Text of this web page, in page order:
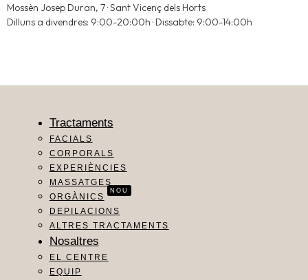
Mossèn Josep Duran, 7 · Sant Vicenç dels Horts
Dilluns a divendres: 9:00-20:00h · Dissabte: 9:00-14:00h
Tractaments
FACIALS
CORPORALS
EXPERIÈNCIES
MASSATGES
ORGÀNICS
NOU
DEPILACIONS
ALTRES TRACTAMENTS
Nosaltres
EL CENTRE
EQUIP